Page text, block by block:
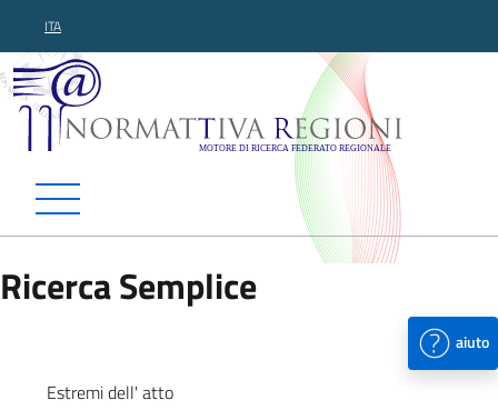
ITA
Normattiva Regioni -
Ricerca Semplice
aiuto
Estremi dell' atto